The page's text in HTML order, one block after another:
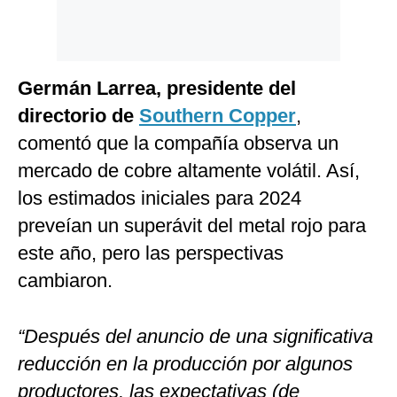
Germán Larrea, presidente del
directorio de Southern Copper,
comentó que la compañía observa un
mercado de cobre altamente volátil. Así,
los estimados iniciales para 2024
preveían un superávit del metal rojo para
este año, pero las perspectivas
cambiaron.
“Después del anuncio de una significativa
reducción en la producción por algunos
productores, las expectativas (de